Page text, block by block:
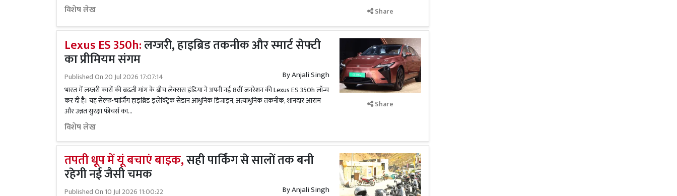
विशेष लेख Share
Lexus ES 350h:लग्जरी, हाइब्रिड तकनीक और स्मार्ट सेफ्टी
का प्रीमियम संगम
Published On 20 Jul 2026 17:07:14 ByAnjali Singh
भारत में लग्जरी कारों की बढ़ती मांग के बीच लेक्सस इंडिया ने अपनी नई 8वीं जनरेशन की Lexus ES 350h लॉन्च
कर दी है। यह सेल्फ-चार्जिंग हाइब्रिड इलेक्ट्रिक सेडान आधुनिक डिजाइन, अत्याधुनिक तकनीक, शानदार आराम
और उन्नत सुरक्षा फीचर्स का...
विशेष लेख
Share
तपती धूप में यूं बचाएं बाइक,सही पार्किंग से सालों तक बनी
रहेगी नई जैसी चमक
Published On 10 Jul 2026 11:00:22 ByAnjali Singh